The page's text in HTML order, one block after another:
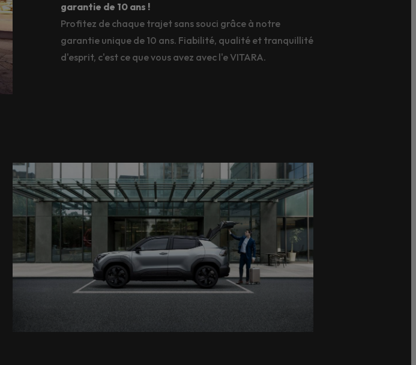
garantie de 10 ans !
Profitez de chaque trajet sans souci grâce à notre
garantie unique de 10 ans. Fiabilité, qualité et tranquillité
d'esprit, c'est ce que vous avez avec l'e VITARA.